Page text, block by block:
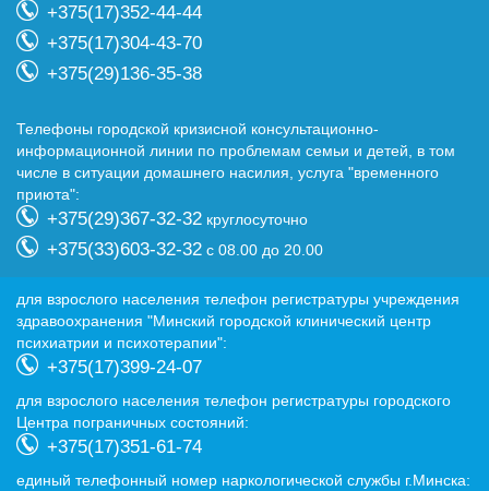
+375(17)352-44-44
+375(17)304-43-70
+375(29)136-35-38
Телефоны городской кризисной консультационно-
информационной линии по проблемам семьи и детей, в том
числе в ситуации домашнего насилия, услуга "временного
приюта":
+375(29)367-32-32 круглосуточно
+375(33)603-32-32 с 08.00 до 20.00
для взрослого населения телефон регистратуры учреждения
здравоохранения "Минский городской клинический центр
психиатрии и психотерапии":
+375(17)399-24-07
для взрослого населения телефон регистратуры городского
Центра пограничных состояний:
+375(17)351-61-74
eдиный телефонный номер наркологической службы г.Минска: